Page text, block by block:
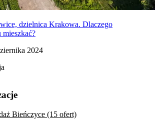
dzielnica Krakowa. Dlaczego
mieszkać?
2024
Bieńczyce (15 ofert)